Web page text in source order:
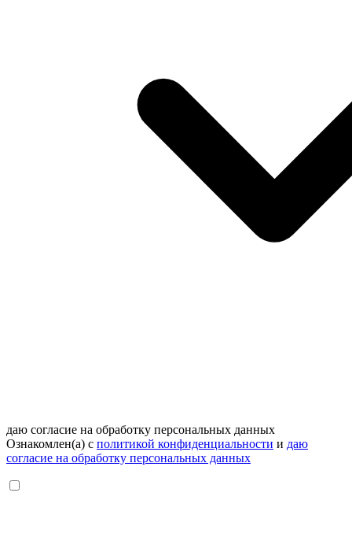
даю согласие на обработку персональных данных
Ознакомлен(а) с политикой конфиденциальности и даю
согласие на обработку персональных данных